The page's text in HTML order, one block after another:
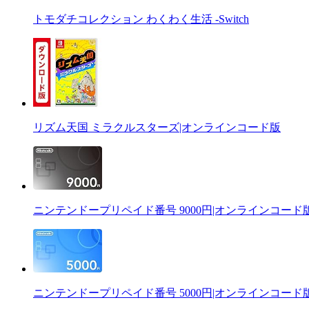
トモダチコレクション わくわく生活 -Switch
リズム天国 ミラクルスターズ|オンラインコード版
ニンテンドープリペイド番号 9000円|オンラインコード
ニンテンドープリペイド番号 5000円|オンラインコード